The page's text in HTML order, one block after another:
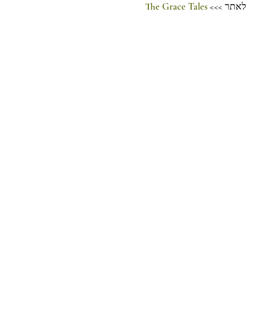
לאתר >>> The Grace Tales